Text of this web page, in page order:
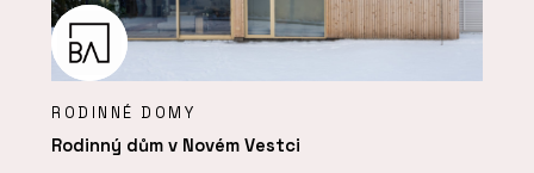
RODINNÉ DOMY
Rodinný dům v Novém Vestci